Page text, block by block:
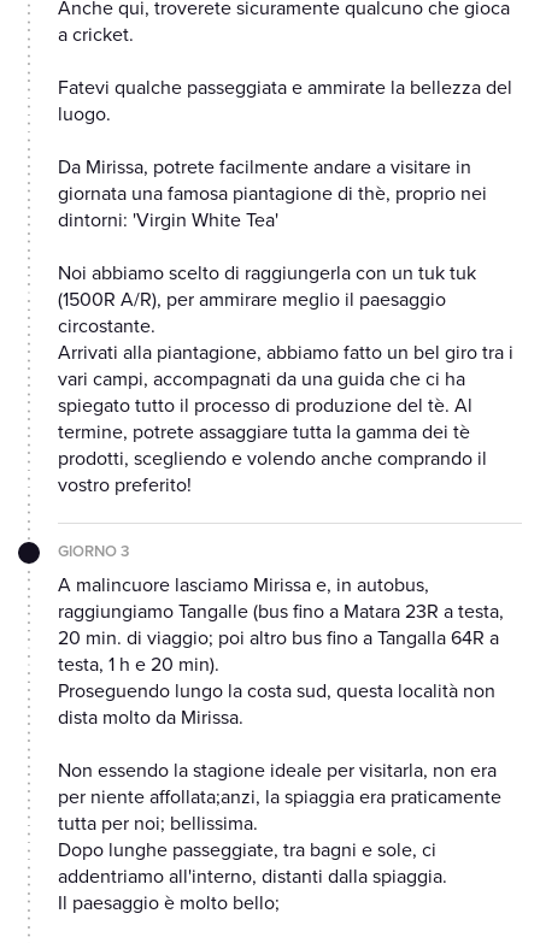
Anche qui, troverete sicuramente qualcuno che gioca
a cricket.
Fatevi qualche passeggiata e ammirate la bellezza del
luogo.
Da Mirissa, potrete facilmente andare a visitare in
giornata una famosa piantagione di thè, proprio nei
dintorni: 'Virgin White Tea'
Noi abbiamo scelto di raggiungerla con un tuk tuk
(1500R A/R), per ammirare meglio il paesaggio
circostante.
Arrivati alla piantagione, abbiamo fatto un bel giro tra i
vari campi, accompagnati da una guida che ci ha
spiegato tutto il processo di produzione del tè. Al
termine, potrete assaggiare tutta la gamma dei tè
prodotti, scegliendo e volendo anche comprando il
vostro preferito!
GIORNO 3
A malincuore lasciamo Mirissa e, in autobus,
raggiungiamo Tangalle (bus fino a Matara 23R a testa,
20 min. di viaggio; poi altro bus fino a Tangalla 64R a
testa, 1 h e 20 min).
Proseguendo lungo la costa sud, questa località non
dista molto da Mirissa.
Non essendo la stagione ideale per visitarla, non era
per niente affollata;anzi, la spiaggia era praticamente
tutta per noi; bellissima.
Dopo lunghe passeggiate, tra bagni e sole, ci
addentriamo all'interno, distanti dalla spiaggia.
Il paesaggio è molto bello;